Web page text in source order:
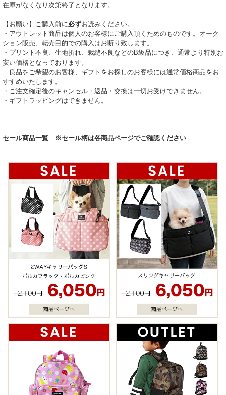
在庫がなくなり次第終了となります。
【お願い】ご購入前に必ずお読みください。
・アウトレット商品は個人のお客様にご購入頂くためのものです。オーク
ション販売、転売目的での購入はお断り致します。
・プリント不良、生地折れ、裁縫不良などのB級品につき、通常より特別お
安い価格となっております。
良品をご希望のお客様、ギフトをお探しのお客様には通常価格商品をお
すすめいたします。
・ご注文確定後のキャンセル・返品・交換は一切お受けできません。
・ギフトラッピングはできません。
セール商品一覧 ※セール柄は各商品ページでご確認ください